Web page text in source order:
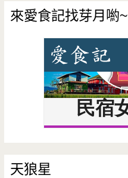
來愛食記找芽月喲~
天狼星